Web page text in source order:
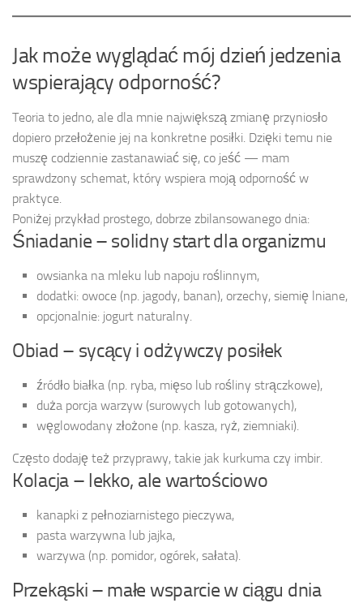
Jak może wyglądać mój dzień jedzenia
wspierający odporność?
Teoria to jedno, ale dla mnie największą zmianę przyniosło
dopiero przełożenie jej na konkretne posiłki. Dzięki temu nie
muszę codziennie zastanawiać się, co jeść — mam
sprawdzony schemat, który wspiera moją odporność w
praktyce.
Poniżej przykład prostego, dobrze zbilansowanego dnia:
Śniadanie – solidny start dla organizmu
owsianka na mleku lub napoju roślinnym,
dodatki: owoce (np. jagody, banan), orzechy, siemię lniane,
opcjonalnie: jogurt naturalny.
Obiad – sycący i odżywczy posiłek
źródło białka (np. ryba, mięso lub rośliny strączkowe),
duża porcja warzyw (surowych lub gotowanych),
węglowodany złożone (np. kasza, ryż, ziemniaki).
Często dodaję też przyprawy, takie jak kurkuma czy imbir.
Kolacja – lekko, ale wartościowo
kanapki z pełnoziarnistego pieczywa,
pasta warzywna lub jajka,
warzywa (np. pomidor, ogórek, sałata).
Przekąski – małe wsparcie w ciągu dnia